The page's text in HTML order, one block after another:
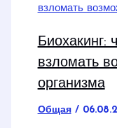
Биохакинг:
взломать
организма
Общая/